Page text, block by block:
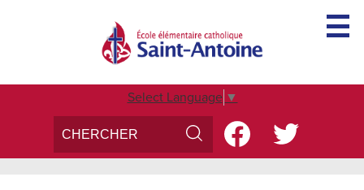
to
main
Conseil d'école
Parascolaire
Select Language ▼
Search
Social
Media
FacebookTwitter